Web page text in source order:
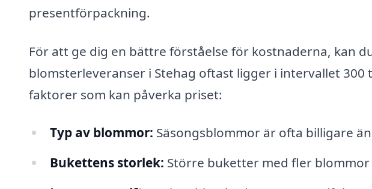
presentförpackning.
För att ge dig en bättre förståelse för kostnaderna, kan
blomsterleveranser i Stehag oftast ligger i intervallet 300
faktorer som kan påverka priset:
Typ av blommor: Säsongsblommor är ofta billigare
Bukettens storlek: Större buketter med fler